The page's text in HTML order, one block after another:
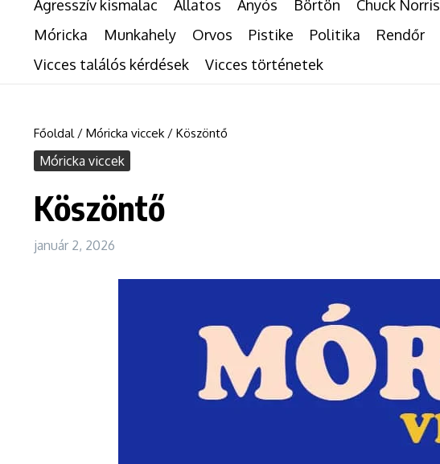
Agresszív kismalac Állatos Anyós Börtön Chuck Norris
Móricka
Munkahely Orvos Pistike Politika Rendőr
Vicces találós kérdések
Vicces történetek
Főoldal/ Móricka viccek/ Köszöntő
Móricka viccek
Köszöntő
január 2, 2026